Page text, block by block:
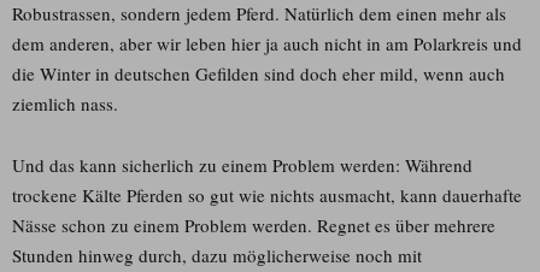
Robustrassen, sondern jedem Pferd. Natürlich dem einen mehr als
dem anderen, aber wir leben hier ja auch nicht in am Polarkreis und
die Winter in deutschen Gefilden sind doch eher mild, wenn auch
ziemlich nass.
Und das kann sicherlich zu einem Problem werden: Während
trockene Kälte Pferden so gut wie nichts ausmacht, kann dauerhafte
Nässe schon zu einem Problem werden. Regnet es über mehrere
Stunden hinweg durch, dazu möglicherweise noch mit